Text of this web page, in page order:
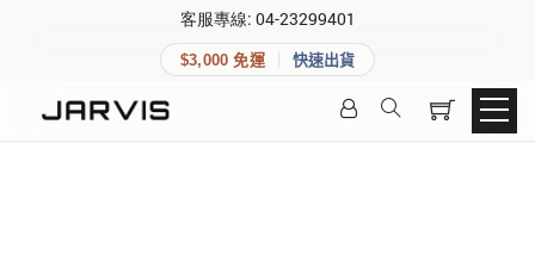
客服專線: 04-23299401
$3,000 免運 快速出貨
快速連結
登入後可查看訂單、會員資料與收藏清單。